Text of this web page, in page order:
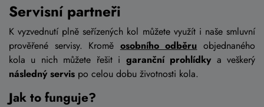
Servisní partneři
K vyzvednutí plně seřízených kol můžete využít i naše smluvní
prověřené servisy. Kromě osobního odběru objednaného
kola u nich můžete řešit i garanční prohlídky a veškerý
následný servis po celou dobu životnosti kola.
Jak to funguje?